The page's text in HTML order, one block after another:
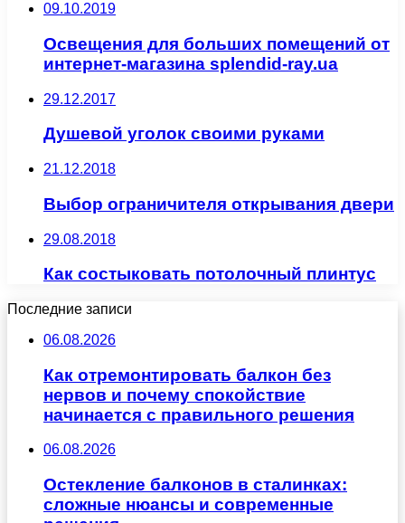
09.10.2019
Освещения для больших помещений от
интернет-магазина splendid-ray.ua
29.12.2017
Душевой уголок своими руками
21.12.2018
Выбор ограничителя открывания двери
29.08.2018
Как состыковать потолочный плинтус
Последние записи
06.08.2026
Как отремонтировать балкон без
нервов и почему спокойствие
начинается с правильного решения
06.08.2026
Остекление балконов в сталинках:
сложные нюансы и современные